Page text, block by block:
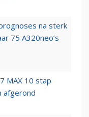
na sterk
75 A320neo’s
MAX 10 stap
afgerond